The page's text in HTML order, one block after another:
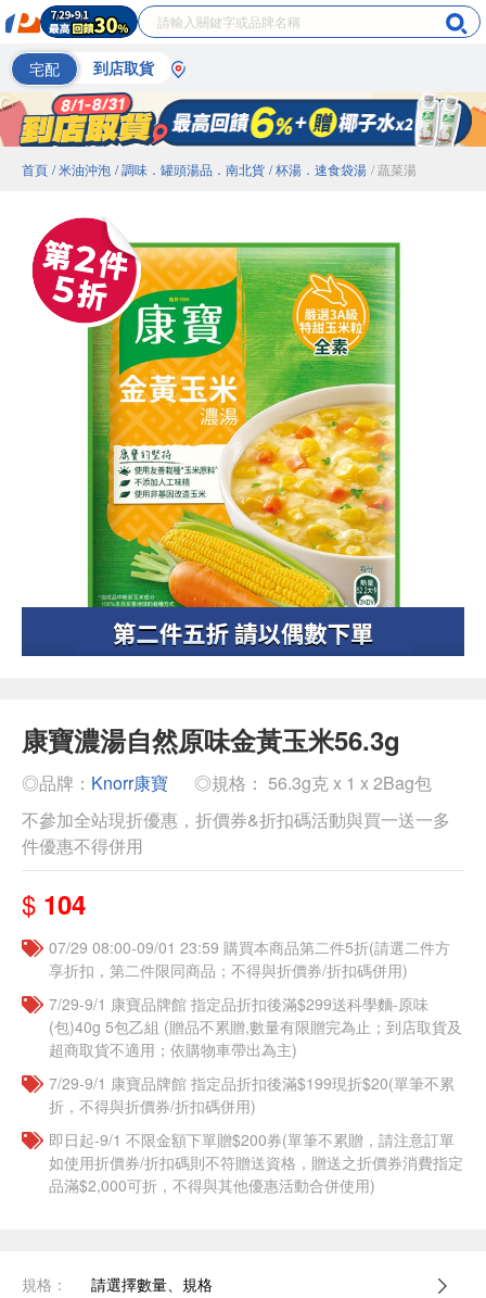
宅配 到店取貨
首頁 / 米油沖泡 / 調味．罐頭湯品．南北貨 / 杯湯．速食袋湯 / 蔬菜湯
康寶濃湯自然原味金黃玉米56.3g
◎品牌： Knorr康寶
◎規格： 56.3g克 x 1 x 2Bag包
不參加全站現折優惠，折價券&折扣碼活動與買一送一多
件優惠不得併用
$ 104
07/29 08:00-09/01 23:59 購買本商品第二件5折(請選二件方
享折扣，第二件限同商品；不得與折價券/折扣碼併用)
7/29-9/1 康寶品牌館 指定品折扣後滿$299送科學麵-原味
(包)40g 5包乙組 (贈品不累贈,數量有限贈完為止；到店取貨及
超商取貨不適用；依購物車帶出為主)
7/29-9/1 康寶品牌館 指定品折扣後滿$199現折$20(單筆不累
折，不得與折價券/折扣碼併用)
即日起-9/1 不限金額下單贈$200券(單筆不累贈，請注意訂單
如使用折價券/折扣碼則不符贈送資格，贈送之折價券消費指定
品滿$2,000可折，不得與其他優惠活動合併使用)
規格： 請選擇數量、規格